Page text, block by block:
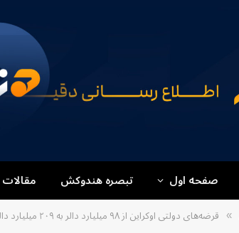
صفحه اول تبصره هندوکش مقالات
» قرضه‌های دولتی اوکراین از ۹۸ میلیارد دالر به ۲۰۹ میلیارد دالر افزایش یافته است